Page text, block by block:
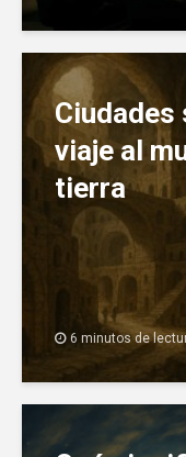
Ciudades
viaje al
tierra
6 minutos de